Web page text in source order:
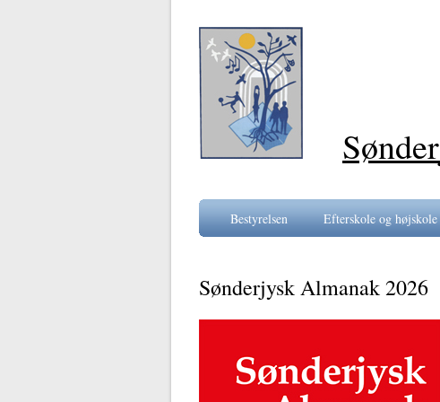
Sønder
Bestyrelsen Efterskole og højskole
Sønderjysk Almanak 2026